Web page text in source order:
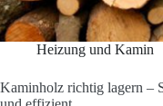
Heizung und Kamin
Kaminholz richtig lagern –